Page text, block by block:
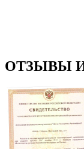
ОТЗЫВЫ